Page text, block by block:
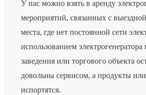
У нас можно взять в аренду
мероприятий, связанных с
места, где нет постоянной сети
использованием электрогенератора
заведения или торгового объекта
довольны сервисом, а продукты
испортятся.